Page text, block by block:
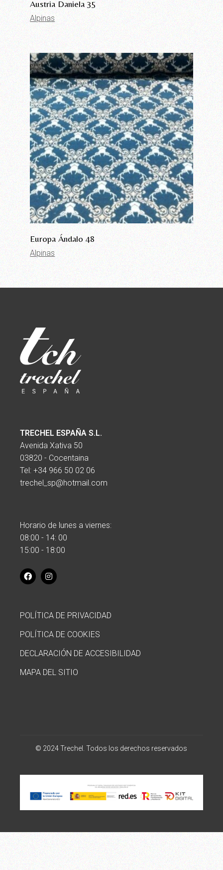
Austria Daniela 35
Alpinas
Europa Ándalo 48
Alpinas
TRECHEL ESPAÑA S.L.
Avenida Xativa 50
03820 - Cocentaina
Tel:+34 966 50 02 06
trechel_sp@hotmail.com
Horario de lunes a viernes:
08:00 - 14: 00
15:00 - 18:00
POLÍTICA DE PRIVACIDAD
POLÍTICA DE COOKIES
DECLARACIÓN DE ACCESIBILIDAD
MAPA DEL SITIO
© 2024 Trechel. Todos los derechos reservados